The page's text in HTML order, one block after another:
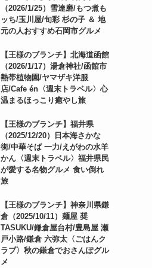
（2026/1/25）雪達磨/もつ煮も
ッち/玉川屋/旬彩 杉の子 ＆ 地
元の人おすすめ石岡市グルメ
【王様のブランチ】北海道函館
（2026/1/17）湯倉神社/函館市
熱帯植物園/ヤマザキ洋服
店/Cafe én〈週末トラベル〉心
温まるほっこり癒やし旅
【王様のブランチ】福井県
（2025/12/20）日本海さかな
街/中華そば 一力/えがわの水羊
かん〈週末トラベル〉福井県民
が愛する名物グルメ 食い倒れ
旅
【王様のブランチ】神奈川県鎌
倉（2025/10/11）麺屋 奨
TASUKU/鎌倉屋台村/豊島屋 瀬
戸小路/鎌倉 六弥太〈ごはんク
ラブ〉秋の鎌倉でおさんぽグル
メ